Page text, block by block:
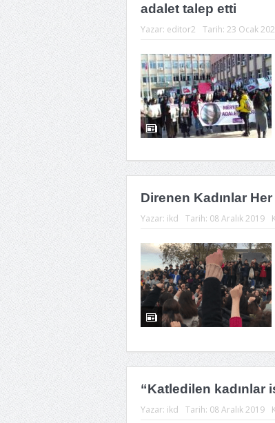
adalet talep etti
Yazar: editor2 Tarih: 23 Ocak
Direnen Kadınlar Her
Yazar: ikd Tarih: 08 Aralık 2019
“Katledilen kadınlar
Yazar: ikd Tarih: 08 Aralık 2019